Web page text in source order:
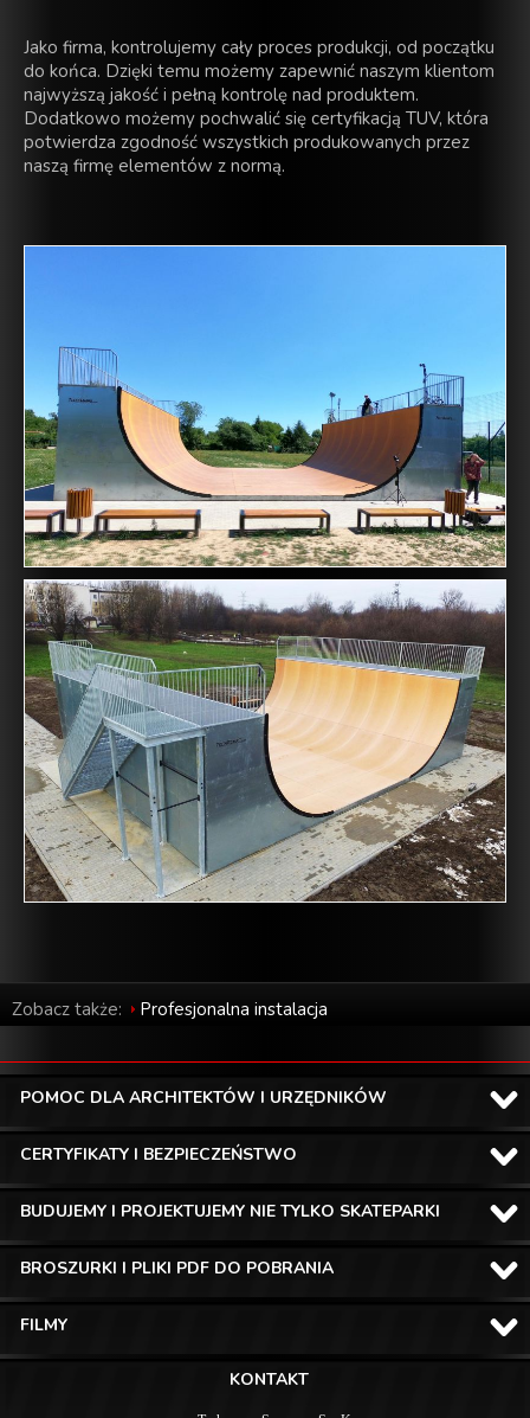
Jako firma, kontrolujemy cały proces produkcji, od początku
do końca. Dzięki temu możemy zapewnić naszym klientom
najwyższą jakość i pełną kontrolę nad produktem.
Dodatkowo możemy pochwalić się certyfikacją TUV, która
potwierdza zgodność wszystkich produkowanych przez
naszą firmę elementów z normą.
Zobacz także: Profesjonalna instalacja
POMOC DLA ARCHITEKTÓW I URZĘDNIKÓW
CERTYFIKATY I BEZPIECZEŃSTWO
BUDUJEMY I PROJEKTUJEMY NIE TYLKO SKATEPARKI
BROSZURKI I PLIKI PDF DO POBRANIA
FILMY
KONTAKT